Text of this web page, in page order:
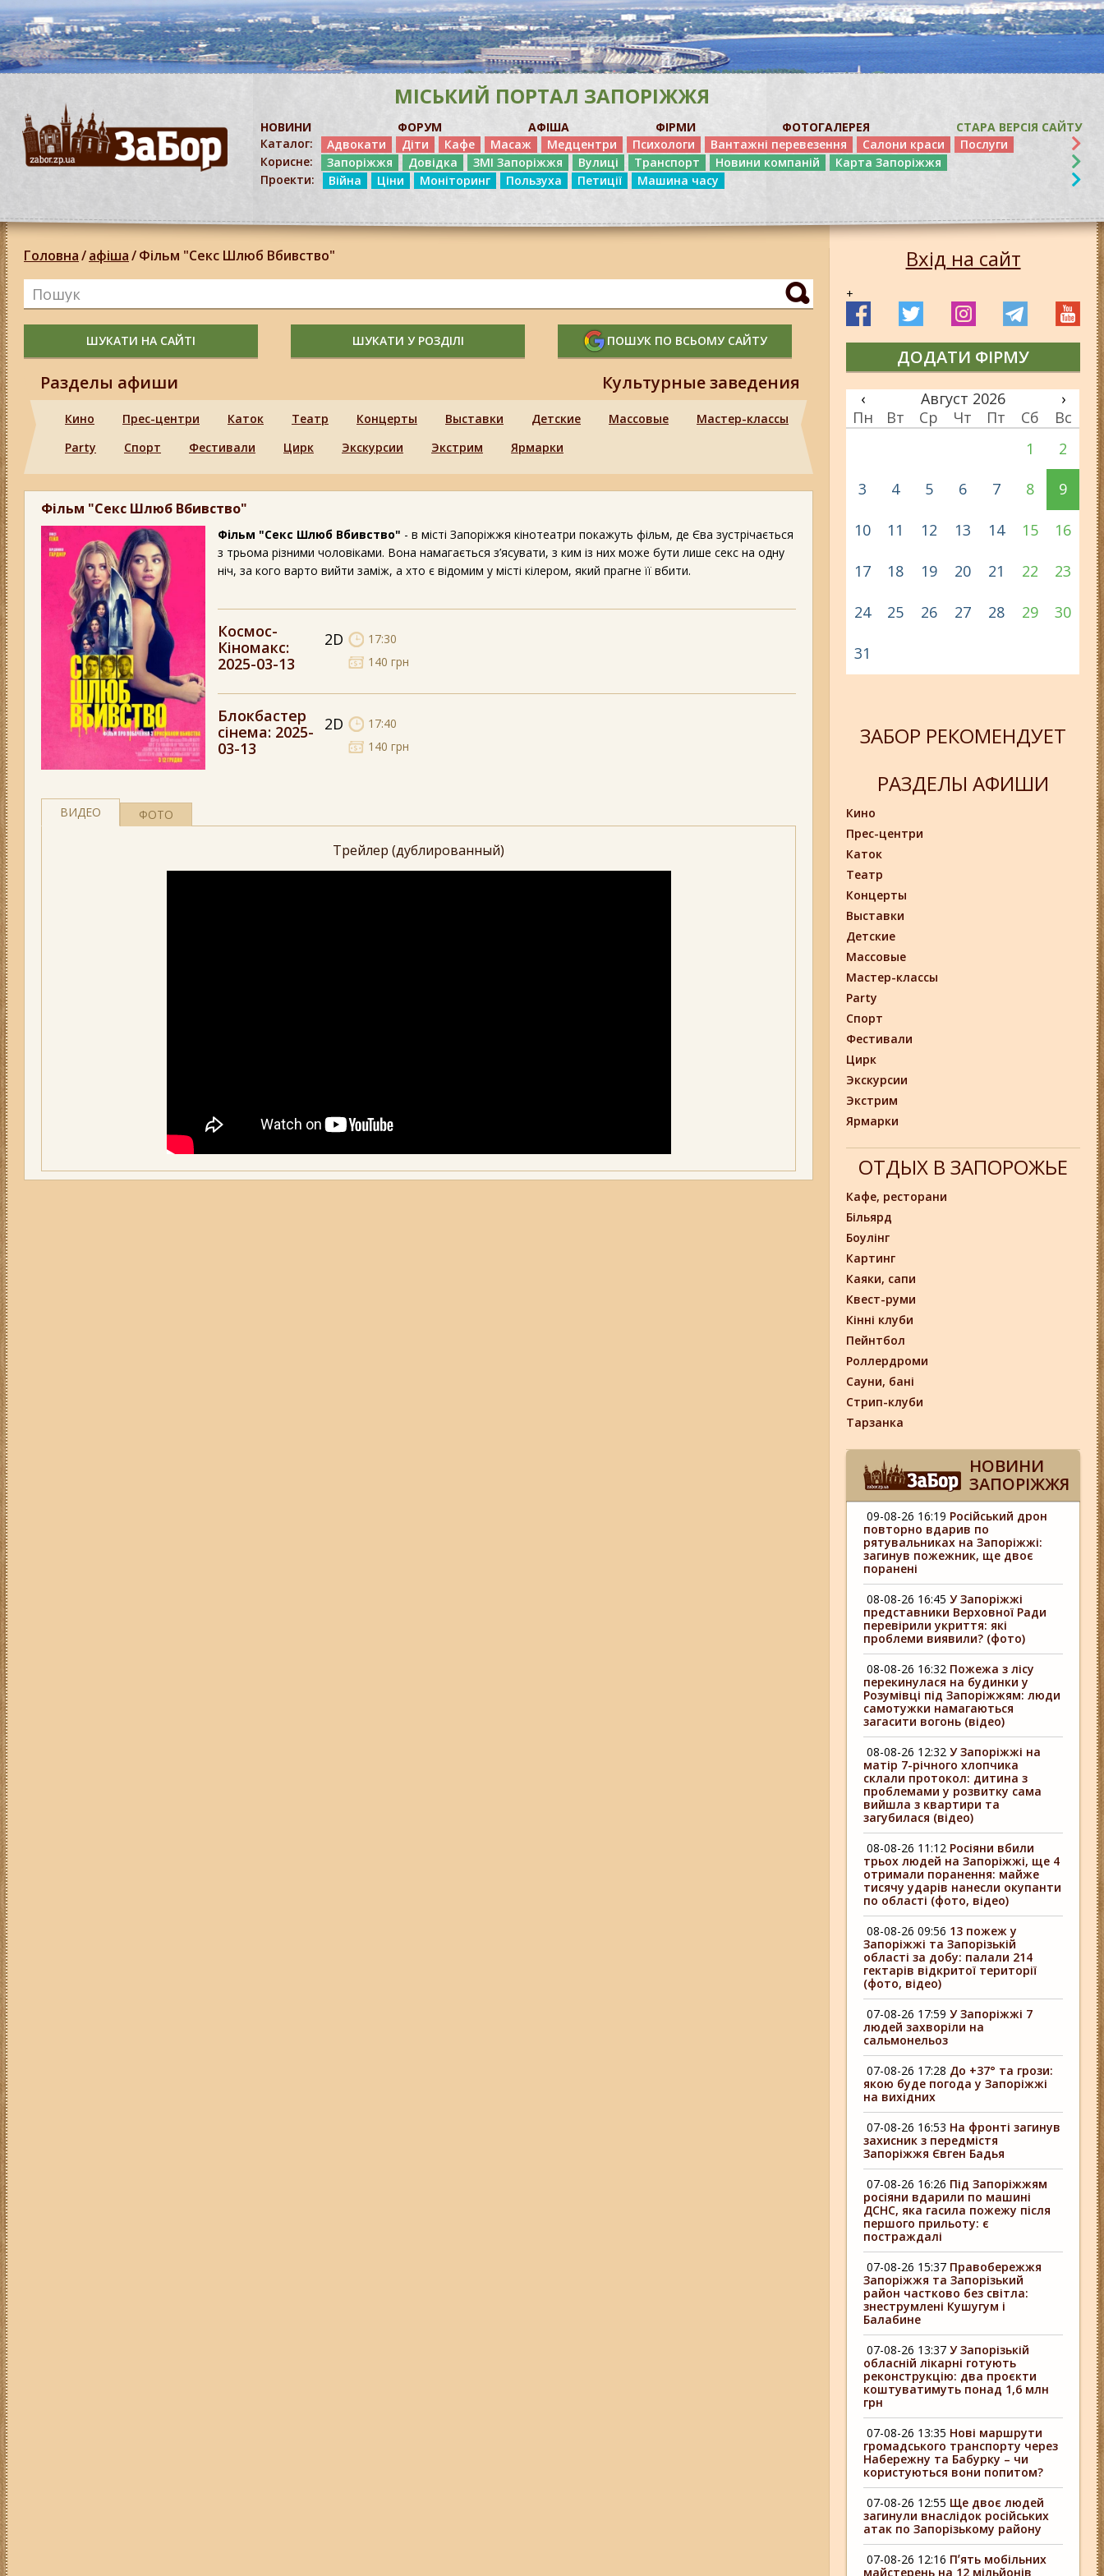
МІСЬКИЙ ПОРТАЛ ЗАПОРІЖЖЯ
НОВИНИ ФОРУМ АФІША ФІРМИ ФОТОГАЛЕРЕЯ
СТАРА ВЕРСІЯ САЙТУ
Каталог:
Адвокати Діти Кафе Масаж Медцентри Психологи Вантажні перевезення Салони краси
Послуги
Корисне:
Запоріжжя Довідка ЗМІ Запоріжжя Вулиці Транспорт Новини компаній
Карта Запоріжжя
Проекти:
Війна Ціни Моніторинг Пользуха Петиції Машина часу
Головна/афіша/Фільм "Секс Шлюб Вбивство"
ШУКАТИ НА САЙТІ ШУКАТИ У РОЗДІЛІ ПОШУК ПО ВСЬОМУ САЙТУ
Разделы афиши Культурные заведения
Кино Прес-центри Каток Театр Концерты Выставки Детские Массовые
Мастер-классы
Party
Спорт Фестивали Цирк Экскурсии Экстрим Ярмарки
Фільм "Секс Шлюб Вбивство"
Фільм "Секс Шлюб Вбивство" - в місті Запоріжжя кінотеатри покажуть фільм, де Єва зустрічається
з трьома різними чоловіками. Вона намагається з’ясувати, з ким із них може бути лише секс на одну
ніч, за кого варто вийти заміж, а хто є відомим у місті кілером, який прагне її вбити.
Космос-
Кіномакс:
2025-03-13
2D
17:30
140 грн
Блокбастер
сінема: 2025-
03-13
2D
17:40
140 грн
ВИДЕО ФОТО
Трейлер (дублированный)
Вхід на сайт
+
ДОДАТИ ФІРМУ
1 2
3 4 5 6 7 8 9
10 11 12 13 14 15 16
17 18 19 20 21 22 23
24 25 26 27 28 29 30
31
‹ Август 2026
›
Пн
Вт Ср Чт Пт Сб Вс
ЗАБОР РЕКОМЕНДУЕТ
РАЗДЕЛЫ АФИШИ
Кино
Прес-центри
Каток
Театр
Концерты
Выставки
Детские
Массовые
Мастер-классы
Party
Спорт
Фестивали
Цирк
Экскурсии
Экстрим
Ярмарки
ОТДЫХ В ЗАПОРОЖЬЕ
Кафе, ресторани
Більярд
Боулінг
Картинг
Каяки, сапи
Квест-руми
Кінні клуби
Пейнтбол
Роллердроми
Сауни, бані
Стрип-клуби
Тарзанка
НОВИНИ
ЗАПОРІЖЖЯ
09-08-26 16:19 Російський дрон
повторно вдарив по
рятувальниках на Запоріжжі:
загинув пожежник, ще двоє
поранені
08-08-26 16:45 У Запоріжжі
представники Верховної Ради
перевірили укриття: які
проблеми виявили? (фото)
08-08-26 16:32 Пожежа з лісу
перекинулася на будинки у
Розумівці під Запоріжжям: люди
самотужки намагаються
загасити вогонь (відео)
08-08-26 12:32 У Запоріжжі на
матір 7-річного хлопчика
склали протокол: дитина з
проблемами у розвитку сама
вийшла з квартири та
загубилася (відео)
08-08-26 11:12 Росіяни вбили
трьох людей на Запоріжжі, ще 4
отримали поранення: майже
тисячу ударів нанесли окупанти
по області (фото, відео)
08-08-26 09:56 13 пожеж у
Запоріжжі та Запорізькій
області за добу: палали 214
гектарів відкритої території
(фото, відео)
07-08-26 17:59 У Запоріжжі 7
людей захворіли на
сальмонельоз
07-08-26 17:28 До +37° та грози:
якою буде погода у Запоріжжі
на вихідних
07-08-26 16:53 На фронті загинув
захисник з передмістя
Запоріжжя Євген Бадья
07-08-26 16:26 Під Запоріжжям
росіяни вдарили по машині
ДСНС, яка гасила пожежу після
першого прильоту: є
постраждалі
07-08-26 15:37 Правобережжя
Запоріжжя та Запорізький
район частково без світла:
знеструмлені Кушугум і
Балабине
07-08-26 13:37 У Запорізькій
обласній лікарні готують
реконструкцію: два проєкти
коштуватимуть понад 1,6 млн
грн
07-08-26 13:35 Нові маршрути
громадського транспорту через
Набережну та Бабурку – чи
користуються вони попитом?
07-08-26 12:55 Ще двоє людей
загинули внаслідок російських
атак по Запорізькому району
07-08-26 12:16 Пʼять мобільних
майстерень на 12 мільйонів